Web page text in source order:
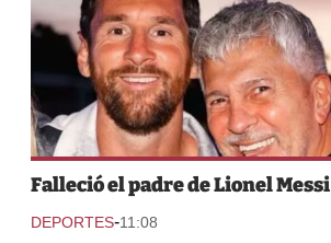
Falleció el padre de Lionel Messi
DEPORTES-11:08